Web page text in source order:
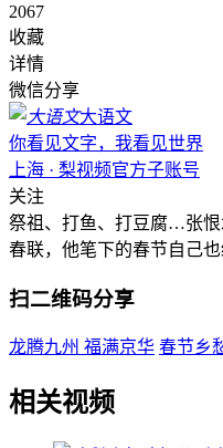
2067
收藏
详情
微信分享
大语文
你看见文字，我看见世界
上海 · 梨视频官方子账号
关注
祭祖、打鱼、打豆腐…张恨
春联，他笔下的春节自己也
扫二维码分享
龙腾九州 福满京华 春节乡
相关视频